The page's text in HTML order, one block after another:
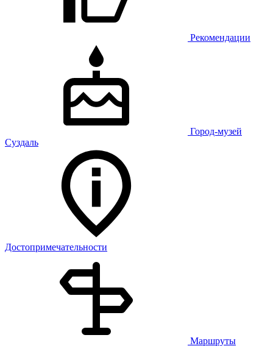
Рекомендации
Город-музей
Суздаль
Достопримечательности
Маршруты